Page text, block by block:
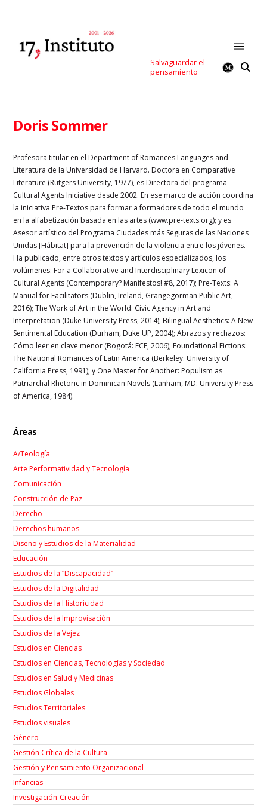
Salvaguardar el
pensamiento
Doris Sommer
Profesora titular en el Department of Romances Languages and
Literatura de la Universidad de Harvard. Doctora en Comparative
Literature (Rutgers University, 1977), es Directora del programa
Cultural Agents Iniciative desde 2002. En ese marco de acción coordina
la iniciativa Pre-Textos para formar a formadores de todo el mundo
en la alfabetización basada en las artes (www.pre-texts.org); y es
Asesor artístico del Programa Ciudades más Seguras de las Naciones
Unidas [Hábitat] para la prevención de la violencia entre los jóvenes.
Ha publicado, entre otros textos y artículos especializados, los
volúmenes: For a Collaborative and Interdisciplinary Lexicon of
Cultural Agents (Contemporary? Manifestos! #8, 2017); Pre-Texts: A
Manual for Facilitators (Dublin, Ireland, Grangegorman Public Art,
2016);The Work of Art in the World: Civic Agency in Art and
Interpretation (Duke University Press, 2014); Bilingual Aesthetics: A New
Sentimental Education (Durham, Duke UP, 2004);Abrazos y rechazos:
Cómo leer en clave menor (Bogotá: FCE, 2006); Foundational Fictions:
The National Romances of Latin America (Berkeley: University of
California Press, 1991); y One Master for Another: Populism as
Patriarchal Rhetoric in Dominican Novels (Lanham, MD: University Press
of America, 1984).
Áreas
A/Teología
Arte Performatividad y Tecnología
Comunicación
Construcción de Paz
Derecho
Derechos humanos
Diseño y Estudios de la Materialidad
Educación
Estudios de la “Discapacidad”
Estudios de la Digitalidad
Estudios de la Historicidad
Estudios de la Improvisación
Estudios de la Vejez
Estudios en Ciencias
Estudios en Ciencias, Tecnologías y Sociedad
Estudios en Salud y Medicinas
Estudios Globales
Estudios Territoriales
Estudios visuales
Género
Gestión Crítica de la Cultura
Gestión y Pensamiento Organizacional
Infancias
Investigación-Creación